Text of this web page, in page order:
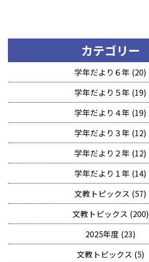
カテゴリー
学年だより６年 (20)
学年だより５年 (19)
学年だより４年 (19)
学年だより３年 (12)
学年だより２年 (12)
学年だより１年 (14)
文教トピックス (57)
文教トピックス (200)
2025年度 (23)
文教トピックス (5)